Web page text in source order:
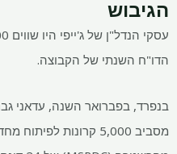
הגיבוש
עסקי הנדל"ן של ג'ייפי היו שווים
הדו"ח השנתי של הקבוצה.
בנפרד, בפברואר השנה, עדאני
מסביב
5,000 קרונות